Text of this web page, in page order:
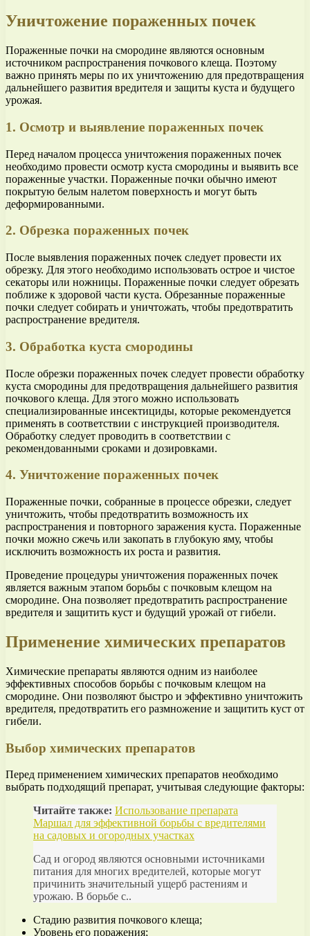
Уничтожение пораженных почек
Пораженные почки на смородине являются основным
источником распространения почкового клеща. Поэтому
важно принять меры по их уничтожению для предотвращения
дальнейшего развития вредителя и защиты куста и будущего
урожая.
1. Осмотр и выявление пораженных почек
Перед началом процесса уничтожения пораженных почек
необходимо провести осмотр куста смородины и выявить все
пораженные участки. Пораженные почки обычно имеют
покрытую белым налетом поверхность и могут быть
деформированными.
2. Обрезка пораженных почек
После выявления пораженных почек следует провести их
обрезку. Для этого необходимо использовать острое и чистое
секаторы или ножницы. Пораженные почки следует обрезать
поближе к здоровой части куста. Обрезанные пораженные
почки следует собирать и уничтожать, чтобы предотвратить
распространение вредителя.
3. Обработка куста смородины
После обрезки пораженных почек следует провести обработку
куста смородины для предотвращения дальнейшего развития
почкового клеща. Для этого можно использовать
специализированные инсектициды, которые рекомендуется
применять в соответствии с инструкцией производителя.
Обработку следует проводить в соответствии с
рекомендованными сроками и дозировками.
4. Уничтожение пораженных почек
Пораженные почки, собранные в процессе обрезки, следует
уничтожить, чтобы предотвратить возможность их
распространения и повторного заражения куста. Пораженные
почки можно сжечь или закопать в глубокую яму, чтобы
исключить возможность их роста и развития.
Проведение процедуры уничтожения пораженных почек
является важным этапом борьбы с почковым клещом на
смородине. Она позволяет предотвратить распространение
вредителя и защитить куст и будущий урожай от гибели.
Применение химических препаратов
Химические препараты являются одним из наиболее
эффективных способов борьбы с почковым клещом на
смородине. Они позволяют быстро и эффективно уничтожить
вредителя, предотвратить его размножение и защитить куст от
гибели.
Выбор химических препаратов
Перед применением химических препаратов необходимо
выбрать подходящий препарат, учитывая следующие факторы:
Читайте также: Использование препарата
Маршал для эффективной борьбы с вредителями
на садовых и огородных участках
Сад и огород являются основными источниками
питания для многих вредителей, которые могут
причинить значительный ущерб растениям и
урожаю. В борьбе с..
Стадию развития почкового клеща;
Уровень его поражения;